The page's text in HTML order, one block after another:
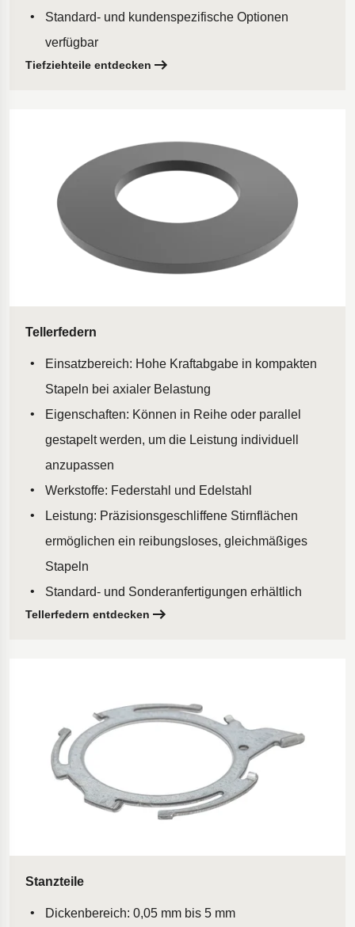
Standard- und kundenspezifische Optionen
verfügbar
Tiefziehteile entdecken
Tellerfedern
Einsatzbereich: Hohe Kraftabgabe in kompakten
Stapeln bei axialer Belastung
Eigenschaften: Können in Reihe oder parallel
gestapelt werden, um die Leistung individuell
anzupassen
Werkstoffe: Federstahl und Edelstahl
Leistung: Präzisionsgeschliffene Stirnflächen
ermöglichen ein reibungsloses, gleichmäßiges
Stapeln
Standard- und Sonderanfertigungen erhältlich
Tellerfedern entdecken
Stanzteile
Dickenbereich: 0,05 mm bis 5 mm